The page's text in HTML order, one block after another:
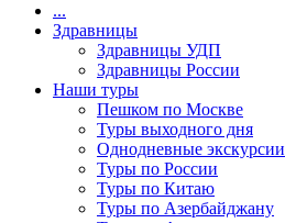
...
Здравницы
Здравницы УДП
Здравницы России
Наши туры
Пешком по Москве
Туры выходного дня
Однодневные экскурсии
Туры по России
Туры по Китаю
Туры по Азербайджану